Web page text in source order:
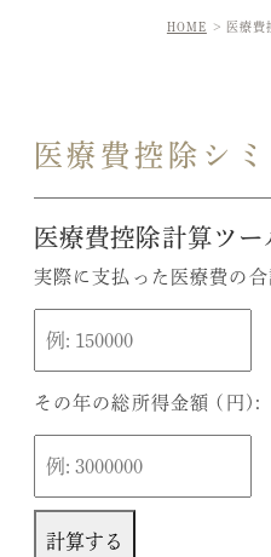
HOME 医療費
医療費控除シ
医療費控除計算ツー
実際に支払った医療費の
その年の総所得金額 (円):
計算する